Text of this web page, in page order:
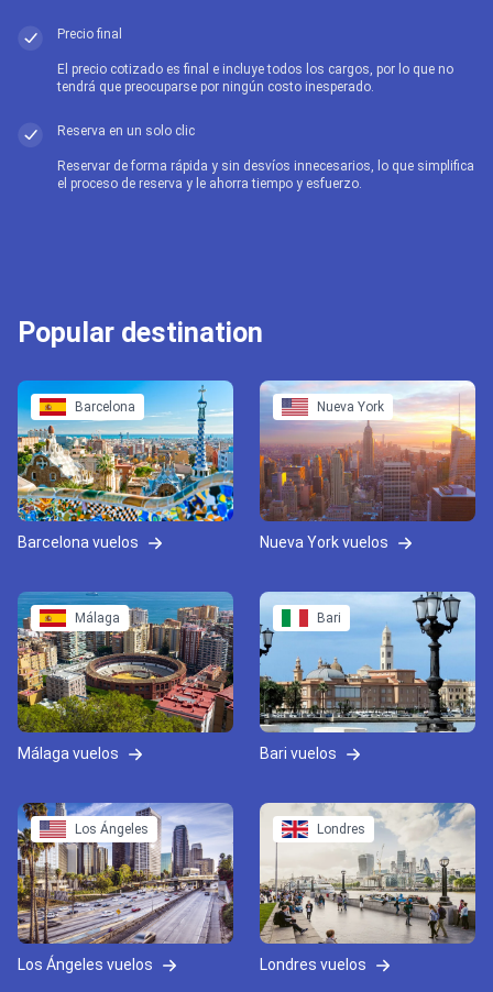
Precio final
El precio cotizado es final e incluye todos los cargos, por lo que no
tendrá que preocuparse por ningún costo inesperado.
Reserva en un solo clic
Reservar de forma rápida y sin desvíos innecesarios, lo que simplifica
el proceso de reserva y le ahorra tiempo y esfuerzo.
Popular destination
Barcelona
Barcelona vuelos
Nueva York
Nueva York vuelos
Málaga
Málaga vuelos
Bari
Bari vuelos
Los Ángeles
Los Ángeles vuelos
Londres
Londres vuelos